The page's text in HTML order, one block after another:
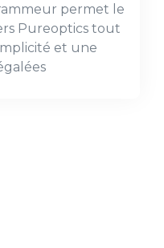
permet le
Pureoptics tout
et une